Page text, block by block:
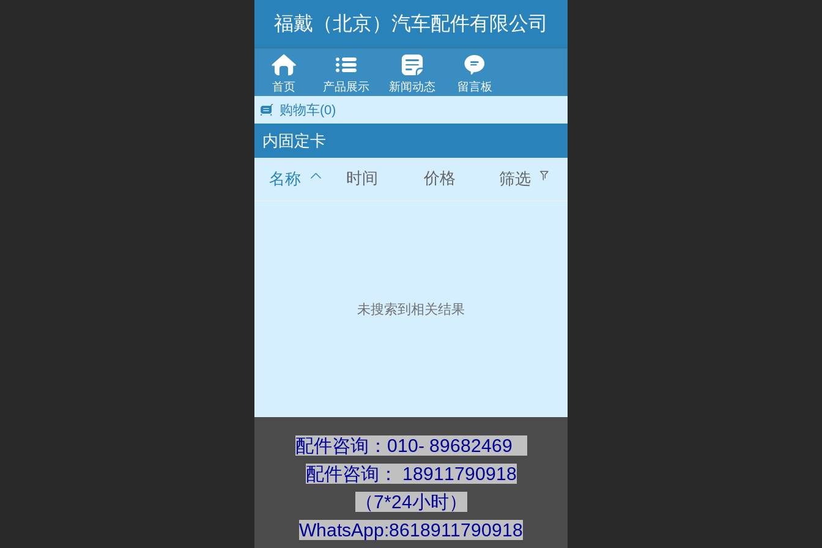
福戴（北京）汽车配件有限公司
首页 产品展示 新闻动态 留言板
购物车(0)
内固定卡
名称 时间 价格 筛选
未搜索到相关结果
配件咨询：010- 89682469
配件咨询 ： 18911790918
（7*24小时）
WhatsApp:8618911790918